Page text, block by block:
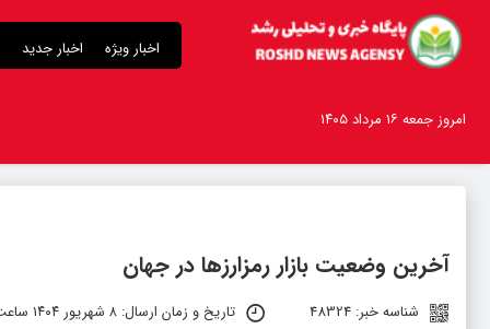
اخبار ویژه اخبار جدید
امروز جمعه ۱۶ مرداد ۱۴۰۵
آخرین وضعیت بازار رمزارزها در جهان
شناسه خبر: 48324 تاریخ و زمان ارسال: ۸ شهریور ۱۴۰۴ ساعت ۲۱:۲۶